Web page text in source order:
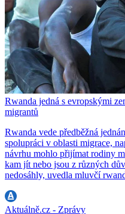
Rwanda jedná s evropskými
migrantů
Rwanda vede předběžná
spolupráci v oblasti migrace,
návrhu mohlo přijímat rodiny
kam jít nebo jsou z různých
nedosáhly, uvedla mluvčí
Aktuálně.cz - Zprávy